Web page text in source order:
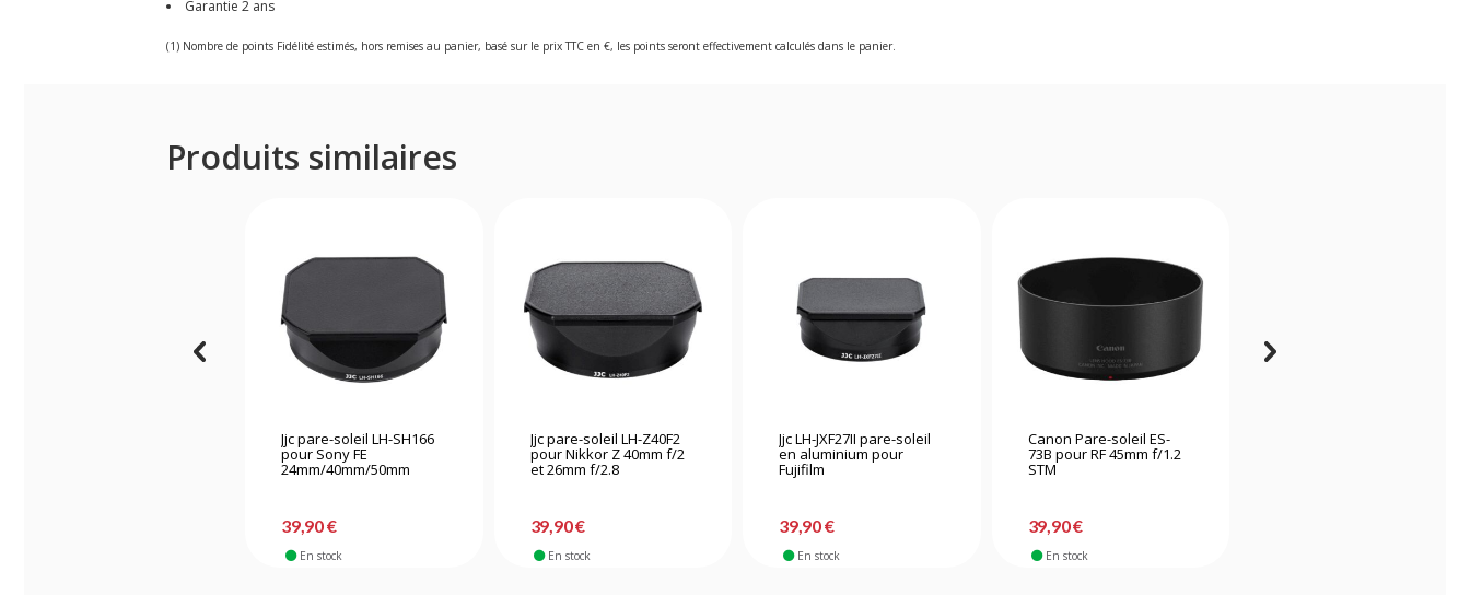
Garantie 2 ans
(1) Nombre de points Fidélité estimés, hors remises au panier, basé sur le prix TTC en €, les points seront effectivement calculés dans le panier.
Produits similaires
Jjc pare-soleil LH-SH166
pour Sony FE
24mm/40mm/50mm
39,90 €
En stock
Jjc pare-soleil LH-Z40F2
pour Nikkor Z 40mm f/2
et 26mm f/2.8
39,90 €
En stock
Jjc LH-JXF27II pare-soleil
en aluminium pour
Fujifilm
39,90 €
En stock
Canon Pare-soleil ES-
73B pour RF 45mm f/1.2
STM
39,90 €
En stock